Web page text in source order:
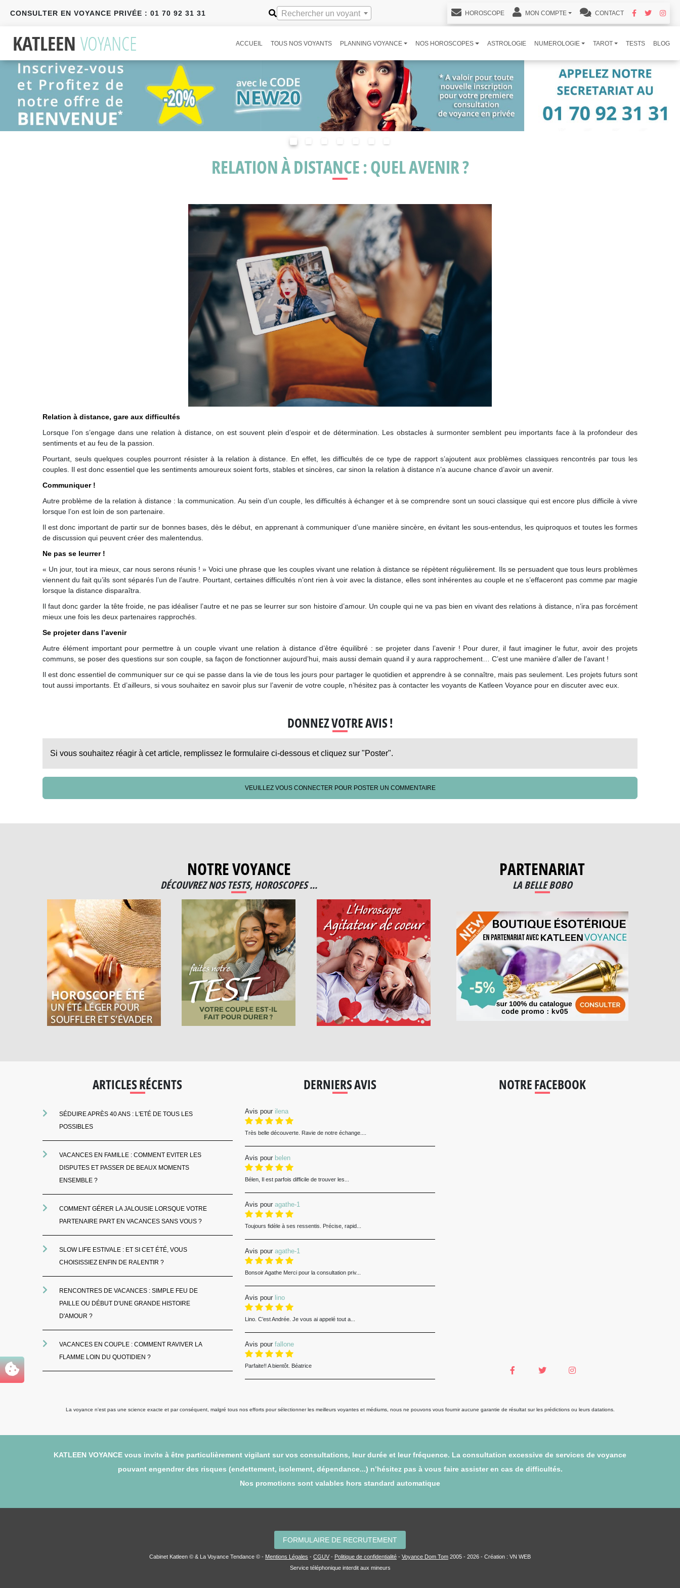
CONSULTER EN VOYANCE PRIVÉE : 01 70 92 31 31 Rechercher un voyant HOROSCOPE MON COMPTE CONTACT
ACCUEIL TOUS NOS VOYANTS PLANNING VOYANCE NOS HOROSCOPES ASTROLOGIE NUMEROLOGIE TAROT TESTS BLOG
RELATION À DISTANCE : QUEL AVENIR ?
Relation à distance, gare aux difficultés
Lorsque l’on s’engage dans une relation à distance, on est souvent plein d’espoir et de détermination. Les obstacles à surmonter semblent peu importants face à la profondeur des
sentiments et au feu de la passion.
Pourtant, seuls quelques couples pourront résister à la relation à distance. En effet, les difficultés de ce type de rapport s’ajoutent aux problèmes classiques rencontrés par tous les
couples. Il est donc essentiel que les sentiments amoureux soient forts, stables et sincères, car sinon la relation à distance n’a aucune chance d’avoir un avenir.
Communiquer !
Autre problème de la relation à distance : la communication. Au sein d’un couple, les difficultés à échanger et à se comprendre sont un souci classique qui est encore plus difficile à vivre
lorsque l’on est loin de son partenaire.
Il est donc important de partir sur de bonnes bases, dès le début, en apprenant à communiquer d’une manière sincère, en évitant les sous-entendus, les quiproquos et toutes les formes
de discussion qui peuvent créer des malentendus.
Ne pas se leurrer !
« Un jour, tout ira mieux, car nous serons réunis ! » Voici une phrase que les couples vivant une relation à distance se répètent régulièrement. Ils se persuadent que tous leurs problèmes
viennent du fait qu’ils sont séparés l’un de l’autre. Pourtant, certaines difficultés n’ont rien à voir avec la distance, elles sont inhérentes au couple et ne s’effaceront pas comme par magie
lorsque la distance disparaîtra.
Il faut donc garder la tête froide, ne pas idéaliser l’autre et ne pas se leurrer sur son histoire d’amour. Un couple qui ne va pas bien en vivant des relations à distance, n’ira pas forcément
mieux une fois les deux partenaires rapprochés.
Se projeter dans l’avenir
Autre élément important pour permettre à un couple vivant une relation à distance d’être équilibré : se projeter dans l’avenir ! Pour durer, il faut imaginer le futur, avoir des projets
communs, se poser des questions sur son couple, sa façon de fonctionner aujourd’hui, mais aussi demain quand il y aura rapprochement… C’est une manière d’aller de l’avant !
Il est donc essentiel de communiquer sur ce qui se passe dans la vie de tous les jours pour partager le quotidien et apprendre à se connaître, mais pas seulement. Les projets futurs sont
tout aussi importants. Et d’ailleurs, si vous souhaitez en savoir plus sur l’avenir de votre couple, n’hésitez pas à contacter les voyants de Katleen Voyance pour en discuter avec eux.
DONNEZ VOTRE AVIS !
Si vous souhaitez réagir à cet article, remplissez le formulaire ci-dessous et cliquez sur "Poster".
VEUILLEZ VOUS CONNECTER POUR POSTER UN COMMENTAIRE
NOTRE VOYANCE
DÉCOUVREZ NOS TESTS, HOROSCOPES ...
PARTENARIAT
LA BELLE BOBO
ARTICLES RÉCENTS
SÉDUIRE APRÈS 40 ANS : L'ETÉ DE TOUS LES
POSSIBLES
VACANCES EN FAMILLE : COMMENT EVITER LES
DISPUTES ET PASSER DE BEAUX MOMENTS
ENSEMBLE ?
COMMENT GÉRER LA JALOUSIE LORSQUE VOTRE
PARTENAIRE PART EN VACANCES SANS VOUS ?
SLOW LIFE ESTIVALE : ET SI CET ÉTÉ, VOUS
CHOISISSIEZ ENFIN DE RALENTIR ?
RENCONTRES DE VACANCES : SIMPLE FEU DE
PAILLE OU DÉBUT D'UNE GRANDE HISTOIRE
D'AMOUR ?
VACANCES EN COUPLE : COMMENT RAVIVER LA
FLAMME LOIN DU QUOTIDIEN ?
DERNIERS AVIS
Avis pour ilena
Très belle découverte. Ravie de notre échange....
Avis pour belen
Bélen, Il est parfois difficile de trouver les...
Avis pour agathe-1
Toujours fidèle à ses ressentis. Précise, rapid...
Avis pour agathe-1
Bonsoir Agathe Merci pour la consultation priv...
Avis pour lino
Lino. C’est Andrée. Je vous ai appelé tout a...
Avis pour fallone
Parfaite!! A bientôt. Béatrice
NOTRE FACEBOOK
La voyance n'est pas une science exacte et par conséquent, malgré tous nos efforts pour sélectionner les meilleurs voyantes et médiums, nous ne pouvons vous fournir aucune garantie de résultat sur les prédictions ou leurs datations.
KATLEEN VOYANCE vous invite à être particulièrement vigilant sur vos consultations, leur durée et leur fréquence. La consultation excessive de services de voyance
pouvant engendrer des risques (endettement, isolement, dépendance...) n’hésitez pas à vous faire assister en cas de difficultés.
Nos promotions sont valables hors standard automatique
FORMULAIRE DE RECRUTEMENT
Cabinet Katleen © & La Voyance Tendance © - Mentions Légales - CGUV - Politique de confidentialité - Voyance Dom Tom 2005 - 2026 - Création : VN WEB
Service téléphonique interdit aux mineurs